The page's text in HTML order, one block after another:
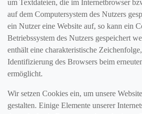
um Textdateien, die im Internetbrowser
auf dem Computersystem des Nutzers
ein Nutzer eine Website auf, so kann ein
Betriebssystem des Nutzers gespeichert
enthält eine charakteristische
Identifizierung des Browsers beim
ermöglicht.
Wir setzen Cookies ein, um unsere
gestalten. Einige Elemente unserer